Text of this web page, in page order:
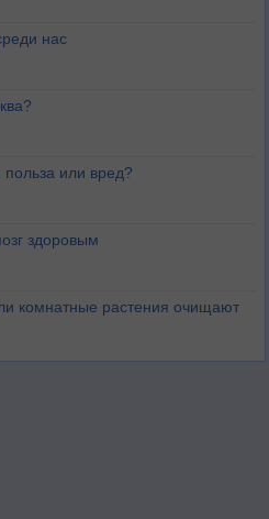
нас
или вред?
здоровым
комнатные растения очищают